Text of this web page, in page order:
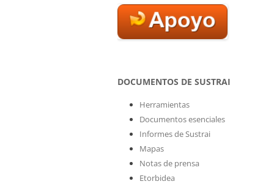
DOCUMENTOS DE SUSTRAI
Herramientas
Documentos esenciales
Informes de Sustrai
Mapas
Notas de prensa
Etorbidea